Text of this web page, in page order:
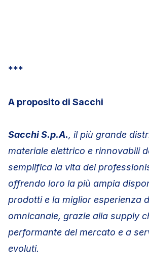
***
A proposito di Sacchi
Sacchi S.p.A., il più grande
materiale elettrico e rinnovabilid
semplifica la vita dei
offrendo loro la più ampia
prodotti e la miglior esperienza
omnicanale, grazie alla supply
performante del mercato e a
evoluti.